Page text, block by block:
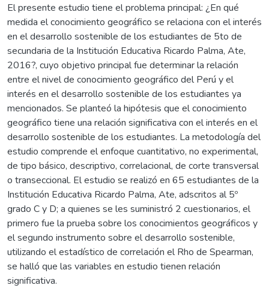
El presente estudio tiene el problema principal: ¿En qué
medida el conocimiento geográfico se relaciona con el interés
en el desarrollo sostenible de los estudiantes de 5to de
secundaria de la Institución Educativa Ricardo Palma, Ate,
2016?, cuyo objetivo principal fue determinar la relación
entre el nivel de conocimiento geográfico del Perú y el
interés en el desarrollo sostenible de los estudiantes ya
mencionados. Se planteó la hipótesis que el conocimiento
geográfico tiene una relación significativa con el interés en el
desarrollo sostenible de los estudiantes. La metodología del
estudio comprende el enfoque cuantitativo, no experimental,
de tipo básico, descriptivo, correlacional, de corte transversal
o transeccional. El estudio se realizó en 65 estudiantes de la
Institución Educativa Ricardo Palma, Ate, adscritos al 5º
grado C y D; a quienes se les suministró 2 cuestionarios, el
primero fue la prueba sobre los conocimientos geográficos y
el segundo instrumento sobre el desarrollo sostenible,
utilizando el estadístico de correlación el Rho de Spearman,
se halló que las variables en estudio tienen relación
significativa.